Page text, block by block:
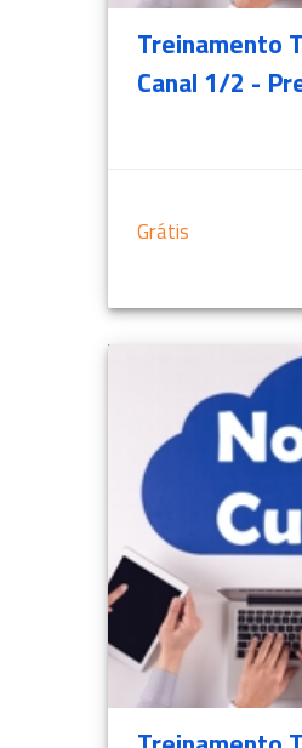
Treinamento
Canal 1/2 -
Grátis